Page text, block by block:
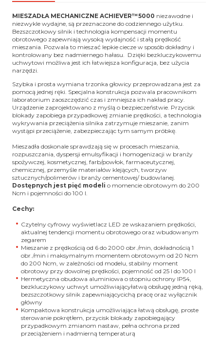
MIESZADŁA MECHANICZNE ACHIEVER™5000 niezawodne i
niezwykle wydajne, są przeznaczone do codziennego użytku.
Bezszczotkowy silnik i technologia kompensacji momentu
obrotowego zapewniają wysoką wydajność i stałą prędkość
mieszania. Pozwala to mieszać lepkie ciecze w sposób dokładny i
kontrolowany bez nadmiernego hałasu. Dzięki bezkluczykowemu
uchwytowi możliwa jest ich łatwiejsza konfiguracja, bez użycia
narzędzi.
Szybka i prosta wymiana trzonka głowicy przeprowadzana jest za
pomocą jednej ręki. Specjalna konstrukcja pozwala pracownikom
laboratorium zaoszczędzić czas i zmniejsza ich nakład pracy.
Urządzenie zaprojektowano z myślą o bezpieczeństwie. Przycisk
blokady zapobiega przypadkowej zmianie prędkości, a technologia
wykrywania przeciążenia silnika zatrzymuje mieszanie, zanim
wystąpi przeciążenie, zabezpieczając tym samym próbkę.
Mieszadła doskonale sprawdzają się w procesach mieszania,
rozpuszczania, dyspersji emulsyfikacji i homogenizacji w branży
spożywczej, kosmetycznej, farb/powłok, farmaceutycznej,
chemicznej, przemyśle materiałów klejących, tworzyw
sztucznych/polimerów i branży cementowej/ budowlanej.
Dostępnych jest pięć modeli o momencie obrotowym do 200
Ncm i pojemności do 100 l.
Cechy:
Czytelny cyfrowy wyświetlacz LED ze wskazaniem prędkości,
aktualnej tendencji momentu obrotowego oraz wbudowanym
zegarem
Mieszanie z prędkością od 6 do 2000 obr./min, dokładnością 1
obr./min i maksymalnym momentem obrotowym od 20 Ncm
do 200 Ncm, w zależności od modelu, stabilny moment
obrotowy przy dowolnej prędkości, pojemność od 25 l do 100 l
Hermetyczna obudowa aluminiowa o stopniu ochrony IP54,
bezkluczykowy uchwyt umożliwiającyłatwą obsługę jedną ręką,
bezszczotkowy silnik zapewniającycichą pracę oraz wyłącznik
główny
Kompaktowa konstrukcja umożliwiająca łatwą obsługę, proste
sterowanie pokrętłem, przycisk blokady zapobiegający
przypadkowym zmianom nastaw, pełna ochrona przed
przeciążeniem i nadmierną temperaturą